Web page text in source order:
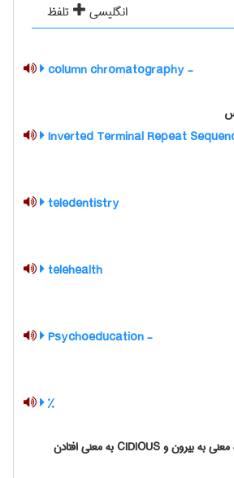
انگلیسی
تلفظ
- column chromatography
- Psychoeducation
%
دندان های شیری DE به معنی به بیرون و CIDIOUS به معنی افتادن